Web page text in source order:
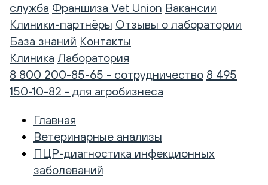
служба Франшиза Vet Union Вакансии
Клиники-партнёры Отзывы о лаборатории
База знаний Контакты
Клиника Лаборатория
8 800 200-85-65 - сотрудничество 8 495
150-10-82 - для агробизнеса
Главная
Ветеринарные анализы
ПЦР-диагностика инфекционных
заболеваний